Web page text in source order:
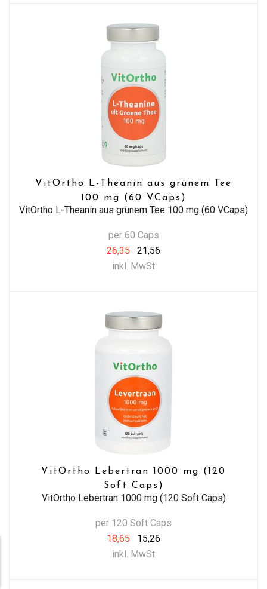
VitOrtho L-Theanin aus grünem Tee
100 mg (60 VCaps)
VitOrtho L-Theanin aus grünem Tee 100 mg (60 VCaps)
per 60 Caps
26,35
21,56
inkl. MwSt
VitOrtho Lebertran 1000 mg (120
Soft Caps)
VitOrtho Lebertran 1000 mg (120 Soft Caps)
per 120 Soft Caps
18,65
15,26
inkl. MwSt